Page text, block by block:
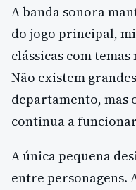
A banda sonora
do jogo principal,
clássicas com
Não existem
departamento, mas
continua a
A única pequena
entre personagens.